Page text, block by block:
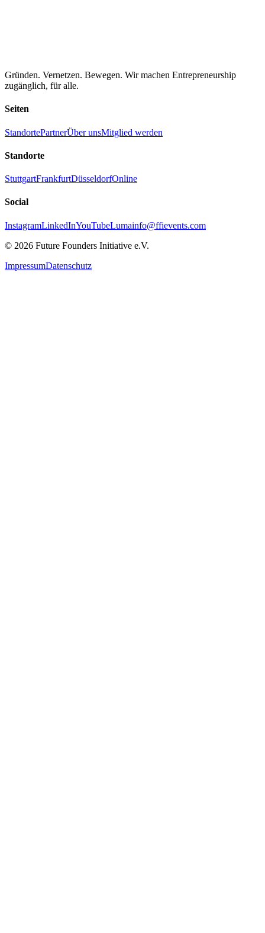
Gründen. Vernetzen. Bewegen. Wir machen Entrepreneurship
zugänglich, für alle.
Seiten
StandortePartnerÜber unsMitglied werden
Standorte
StuttgartFrankfurtDüsseldorfOnline
Social
InstagramLinkedInYouTubeLumainfo@ffievents.com
© 2026 Future Founders Initiative e.V.
ImpressumDatenschutz